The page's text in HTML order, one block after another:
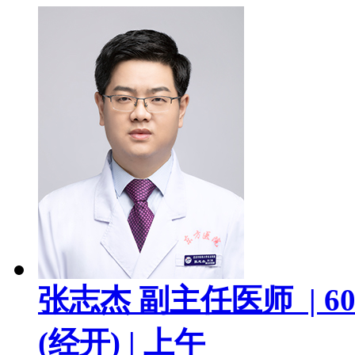
张志杰 副主任医师 |
(经开) | 上午